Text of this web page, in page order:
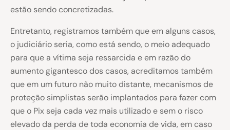
estão sendo concretizadas.
Entretanto, registramos também que em alguns casos,
o judiciário seria, como está sendo, o meio adequado
para que a vítima seja ressarcida e em razão do
aumento gigantesco dos casos, acreditamos também
que em um futuro não muito distante, mecanismos de
proteção simplistas serão implantados para fazer com
que o Pix seja cada vez mais utilizado e sem o risco
elevado da perda de toda economia de vida, em caso